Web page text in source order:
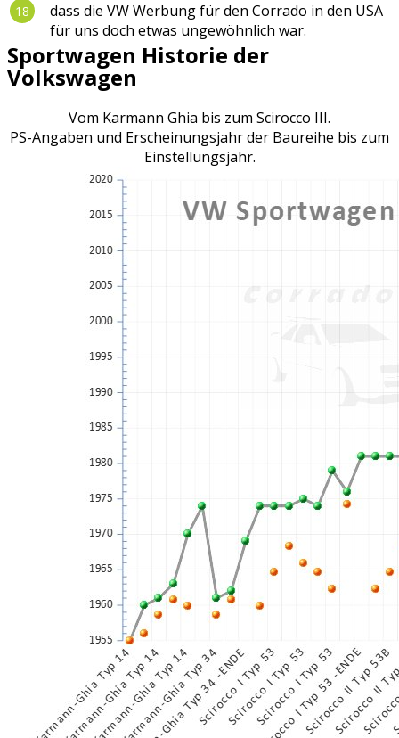
dass die VW Werbung für den Corrado in den USA
für uns doch etwas ungewöhnlich war.
Sportwagen Historie der
Volkswagen
Vom Karmann Ghia bis zum Scirocco III.
PS-Angaben und Erscheinungsjahr der Baureihe bis zum
Einstellungsjahr.